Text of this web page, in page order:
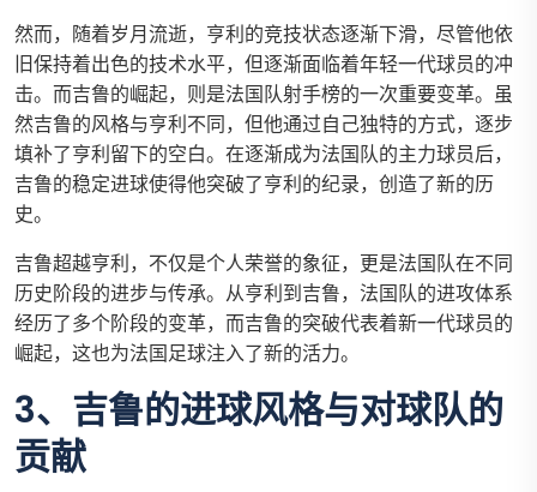
然而，随着岁月流逝，亨利的竞技状态逐渐下滑，尽管他依
旧保持着出色的技术水平，但逐渐面临着年轻一代球员的冲
击。而吉鲁的崛起，则是法国队射手榜的一次重要变革。虽
然吉鲁的风格与亨利不同，但他通过自己独特的方式，逐步
填补了亨利留下的空白。在逐渐成为法国队的主力球员后，
吉鲁的稳定进球使得他突破了亨利的纪录，创造了新的历
史。
吉鲁超越亨利，不仅是个人荣誉的象征，更是法国队在不同
历史阶段的进步与传承。从亨利到吉鲁，法国队的进攻体系
经历了多个阶段的变革，而吉鲁的突破代表着新一代球员的
崛起，这也为法国足球注入了新的活力。
3、吉鲁的进球风格与对球队的
贡献